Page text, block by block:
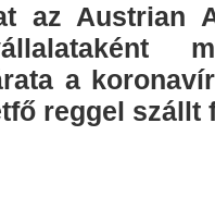
az Austrian
a
reggel szállt